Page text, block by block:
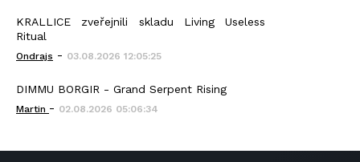
KRALLICE zveřejnili skladu Living Useless
Ritual
Ondrajs - 03.08.2026 12:05:25
DIMMU BORGIR - Grand Serpent Rising
Martin - 02.08.2026 05:06:34